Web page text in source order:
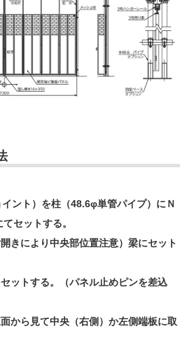
ント）を柱（48.6φ単管パイプ）にＮ
セットする。
きにより中央部位置注意）梁にセット
ットする。（パネル止めピンを差込
から見て中央（右側）か左側端板に取